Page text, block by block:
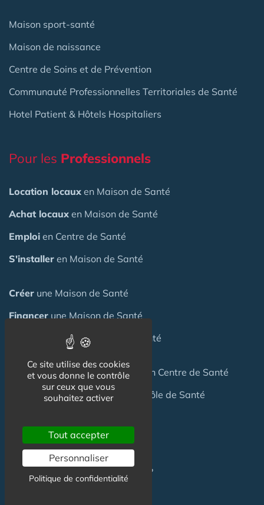
Maison sport-santé
Maison de naissance
Centre de Soins et de Prévention
Communauté Professionnelles Territoriales de Santé
Hotel Patient & Hôtels Hospitaliers
Pour les Professionnels
Location locaux en Maison de Santé
Achat locaux en Maison de Santé
Emploi en Centre de Santé
S'installer en Maison de Santé
Créer une Maison de Santé
Financer une Maison de Santé
dans une Maison de Santé
Céderune Maisonde Santé
ou un Centre de Santé
pour création Maison / Pôle de Santé
FAQ
C'est quoi une Maison de Santé ?
Ce site utilise des cookies
et vous donne le contrôle
sur ceux que vous
souhaitez activer
Tout accepter
Personnaliser
Politique de confidentialité